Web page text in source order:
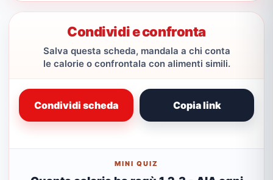
Condividi e confronta
Salva questa scheda, mandala a chi conta
le calorie o confrontala con alimenti simili.
Condividi scheda Copia link
MINI QUIZ